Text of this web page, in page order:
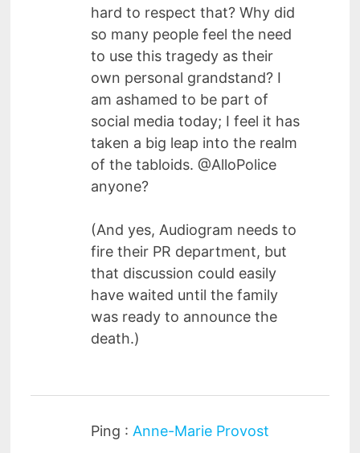
hard to respect that? Why did
so many people feel the need
to use this tragedy as their
own personal grandstand? I
am ashamed to be part of
social media today; I feel it has
taken a big leap into the realm
of the tabloids. @AlloPolice
anyone?
(And yes, Audiogram needs to
fire their PR department, but
that discussion could easily
have waited until the family
was ready to announce the
death.)
Ping : Anne-Marie Provost